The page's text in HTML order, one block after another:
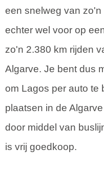
een snelweg van
echter wel voor op
zo'n 2.380 km rijden
Algarve. Je bent dus
om Lagos per auto te
plaatsen in de
door middel van
is vrij goedkoop.